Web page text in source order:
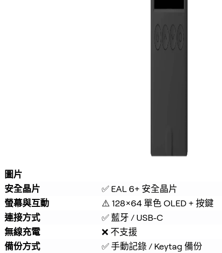
圖片
安全晶片
✅ EAL 6+ 安全晶片
螢幕與互動
⚠️ 128×64 單色 OLED + 按鍵
連接方式
✅ 藍牙 / USB-C
無線充電
❌ 不支援
備份方式
✅ 手動記錄 / Keytag 備份